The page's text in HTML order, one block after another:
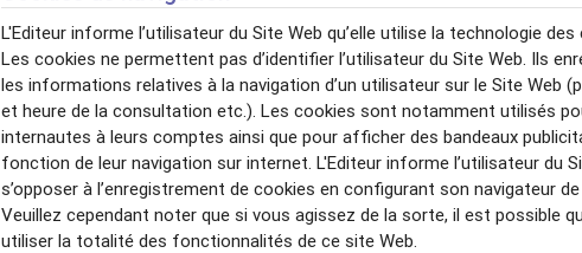
L'Editeur informe l’utilisateur du Site Web qu’elle utilise la technologie
Les cookies ne permettent pas d’identifier l’utilisateur du Site Web. Ils
les informations relatives à la navigation d’un utilisateur sur le Site Web
et heure de la consultation etc.). Les cookies sont notamment utilisés
internautes à leurs comptes ainsi que pour afficher des bandeaux
fonction de leur navigation sur internet. L'Editeur informe l’utilisateur du
s’opposer à l’enregistrement de cookies en configurant son navigateur
Veuillez cependant noter que si vous agissez de la sorte, il est possible
utiliser la totalité des fonctionnalités de ce site Web.